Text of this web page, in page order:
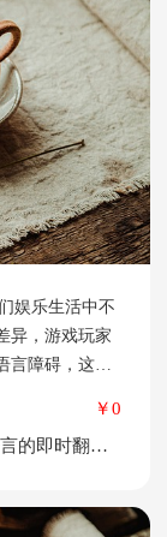
异，游戏玩家
障碍，这不
即时翻译，提
￥0
游戏智能翻译领域利用AI技术实现游戏语言的即时翻译，为玩家提供更好的游戏体验